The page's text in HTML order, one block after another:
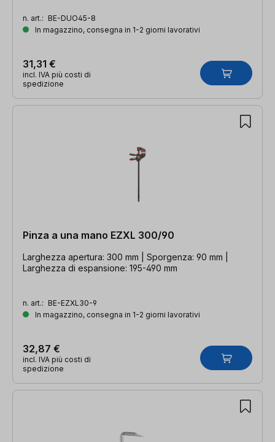
n. art.: BE-DUO45-8
In magazzino, consegna in 1-2 giorni lavorativi
31,31 €
incl. IVA più costi di
spedizione
Pinza a una mano EZXL 300/90
Larghezza apertura: 300 mm | Sporgenza: 90 mm |
Larghezza di espansione: 195-490 mm
n. art.: BE-EZXL30-9
In magazzino, consegna in 1-2 giorni lavorativi
32,87 €
incl. IVA più costi di
spedizione